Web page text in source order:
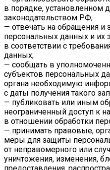
в порядке, установленном
законодательством РФ;
— отвечать на обращения и
персональных данных и их
в соответствии с
данных;
— сообщать в
субъектов персональных
органа необходимую
с даты получения такого
— публиковать или иным
неограниченный доступ к
в отношении обработки
— принимать правовые,
меры для защиты
от неправомерного или
уничтожения, изменения,